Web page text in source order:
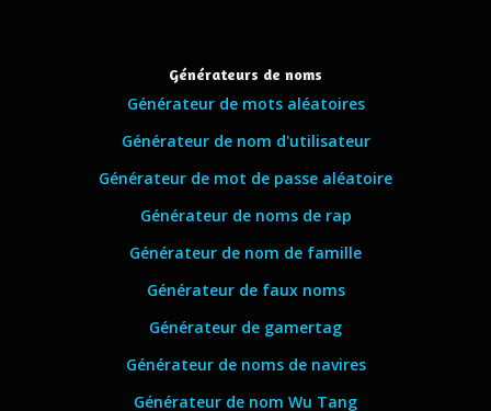
Générateurs de noms
Générateur de mots aléatoires
Générateur de nom d'utilisateur
Générateur de mot de passe aléatoire
Générateur de noms de rap
Générateur de nom de famille
Générateur de faux noms
Générateur de gamertag
Générateur de noms de navires
Générateur de nom Wu Tang